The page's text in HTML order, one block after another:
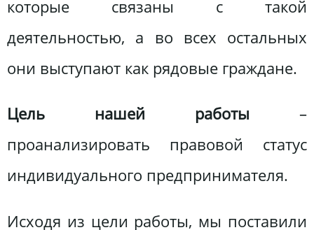
которые связаны с такой
деятельностью, а во всех остальных
они выступают как рядовые граждане.
Цель нашей работы –
проанализировать правовой статус
индивидуального предпринимателя.
Исходя из цели работы, мы поставили